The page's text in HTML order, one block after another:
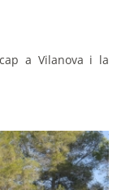
a Vilanova i la